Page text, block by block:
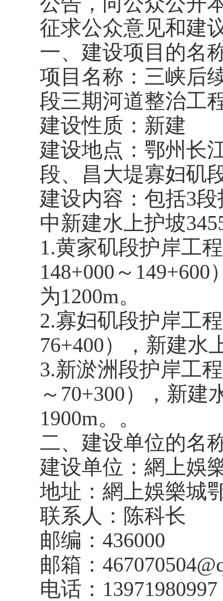
征求公众意见和建
一、建设项目的名
项目名称：三峡后
段三期河道整治工
建设性质：新建
建设地点：鄂州长
段、昌大堤寡妇矶
建设内容：包括3
中新建水上护坡
1.黄家矶段护岸工
148+000～
为1200m。
2.寡妇矶段护岸工
76+400），新建水
3.新淤洲段护岸工
～70+300），新建
1900m。。
二、建设单位的名
建设单位：網上娛
地址：網上娛樂城
联系人：陈科长
邮编：436000
邮箱：
电话： 13971980997